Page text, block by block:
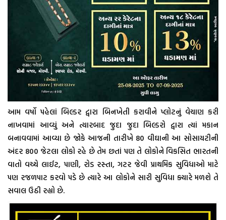
આમ વર્ષો પહેલાં બિલ્ડર દ્વારા બિનખેતી કરાવીને પ્લોટનું વેચાણ કરી
નાખવામાં આવ્યું અને ત્યારબાદ જુદા જુદા બિલ્ડરો દ્વારા ત્યાં મકાન
બનાવવામાં આવ્યા છે જોકે આજની તારીખે 80 વીઘાની આ સોસાયટીની
અંદર 800 જેટલા લોકો રહે છે તેમ છતાં પણ તે લોકોને વિકસિત ભારતની
વાતો વચ્ચે લાઈટ, પાણી, રોડ રસ્તા, ગટર જેવી પ્રાથમિક સુવિધાઓ માટે
પણ રજળપાટ કરવો પડે છે ત્યારે આ લોકોને સારી સુવિધા ક્યારે મળશે તે
સવાલ ઉઠી રહ્યો છે.